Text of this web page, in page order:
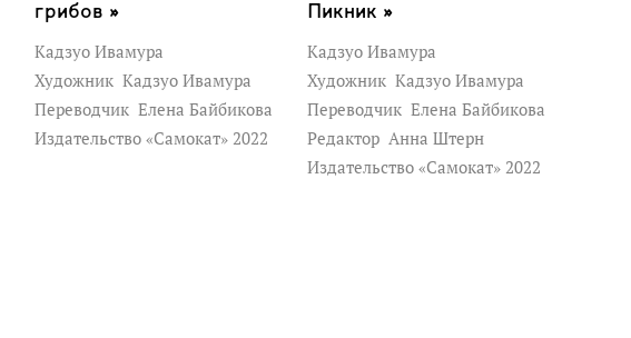
грибов »
Кадзуо Ивамура
Художник Кадзуо Ивамура
Переводчик Елена Байбикова
Издательство «Самокат» 2022
Пикник »
Кадзуо Ивамура
Художник Кадзуо Ивамура
Переводчик Елена Байбикова
Редактор Анна Штерн
Издательство «Самокат» 2022